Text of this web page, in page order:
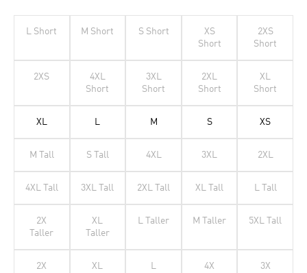
2XS
Short
XS
Short
S Short
M Short
L Short
XL
Short
2XL
Short
3XL
Short
4XL
Short
2XS
XS
S
M
L
XL
2XL
3XL
4XL
S Tall
M Tall
L Tall
XL Tall
2XL Tall
3XL Tall
4XL Tall
5XL Tall
M Taller
L Taller
XL
Taller
2X
Taller
3X
4X
L
XL
2X